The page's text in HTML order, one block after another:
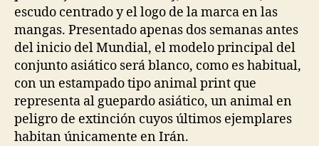
escudo centrado y el logo de la marca en las
mangas. Presentado apenas dos semanas antes
del inicio del Mundial, el modelo principal del
conjunto asiático será blanco, como es habitual,
con un estampado tipo animal print que
representa al guepardo asiático, un animal en
peligro de extinción cuyos últimos ejemplares
habitan únicamente en Irán.